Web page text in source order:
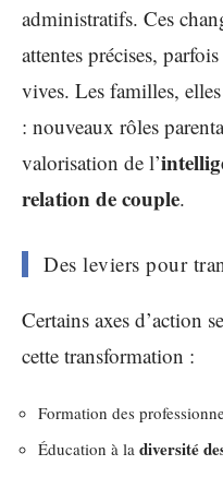
administratifs. Ces
attentes précises,
vives. Les familles,
: nouveaux rôles
valorisation de l’
relation de couple.
Des leviers pour
Certains axes d’action
cette transformation :
Formation des
Éducation à la diversité